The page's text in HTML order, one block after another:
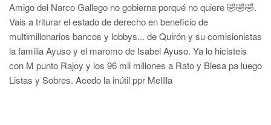
Amigo del Narco Gallego no gobierna porqué no quiere 🤣🤣🤣.
Vais a triturar el estado de derecho en beneficio de
multimillonarios bancos y lobbys... de Quirón y su comisionistas
la familia Ayuso y el maromo de Isabel Ayuso. Ya lo hicisteis
con M punto Rajoy y los 96 mil millones a Rato y Blesa pa luego
Listas y Sobres. Acedo la inútil ppr Melilla